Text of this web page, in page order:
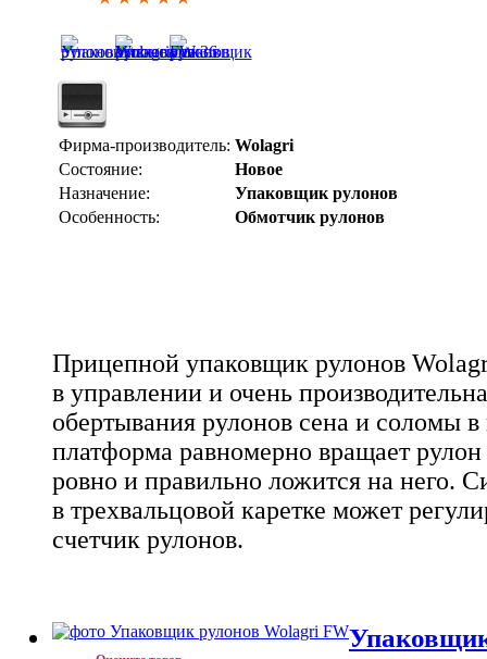
Фирма-производитель: Wolagri
Состояние:
Новое
Назначение:
Упаковщик рулонов
Особенность:
Обмотчик рулонов
Прицепной упаковщик рулонов
в управлении и очень
обертывания рулонов сена и соломы
платформа равномерно вращает рулон
ровно и правильно ложится на него.
в трехвальцовой каретке может
счетчик рулонов.